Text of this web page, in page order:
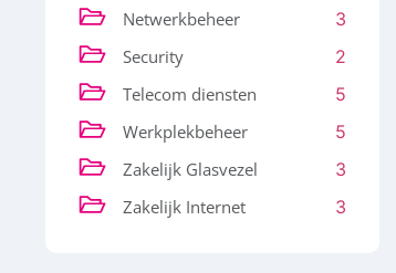
Netwerkbeheer
3
Security
2
Telecom diensten
5
Werkplekbeheer
5
Zakelijk Glasvezel
3
Zakelijk Internet
3